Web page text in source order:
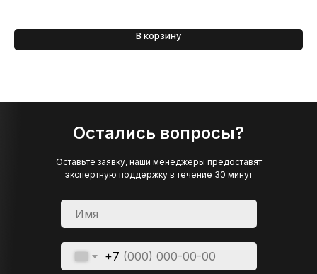
В корзину
Остались вопросы?
+7
Оставьте заявку, наши менеджеры предоставят
экспертную поддержку в течение 30 минут